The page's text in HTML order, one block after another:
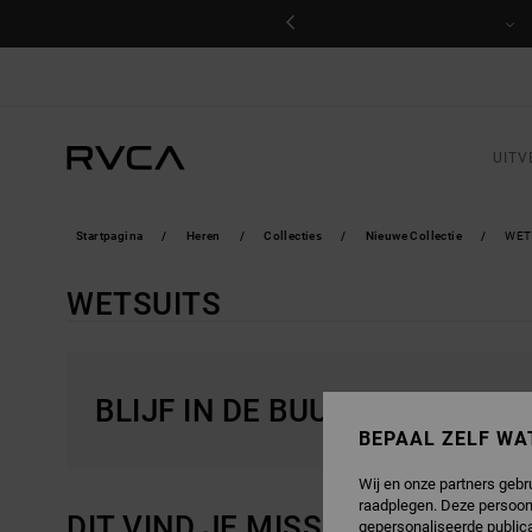
Startpagina Heren Collecties Nieuwe Collectie
WETSUITS
BLIJF IN DE BUURT, DE
BEPAAL ZELF
Wij en onze partners
raadplegen. Deze
gepersonaliseerde